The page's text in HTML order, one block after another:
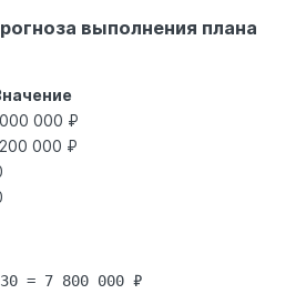
выполнения плана
000 ₽
000 ₽
= 7 800 000 ₽